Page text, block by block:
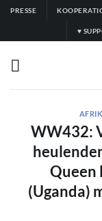
Zum
springen
PRESSE
♥
WW432:
Queen
(Uganda)